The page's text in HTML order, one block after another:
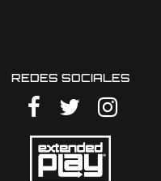
REDES SOCIALES